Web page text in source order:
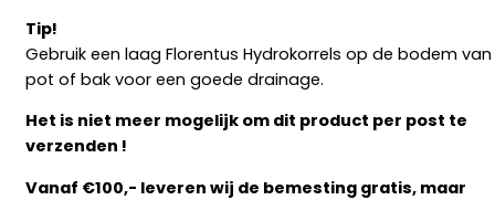
Tip!
Gebruik een laag Florentus Hydrokorrels op de bodem van
pot of bak voor een goede drainage.
Het is niet meer mogelijk om dit product per post te
verzenden !
Vanaf €100,- leveren wij de bemesting gratis, maar